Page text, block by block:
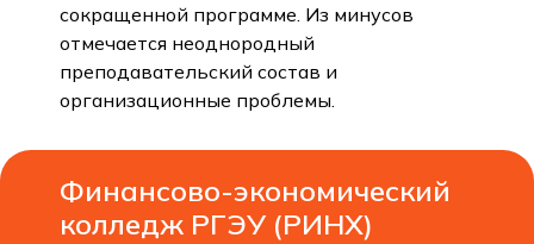
сокращенной программе. Из минусов
отмечается неоднородный
преподавательский состав и
организационные проблемы.
Финансово-экономический
колледж РГЭУ (РИНХ)